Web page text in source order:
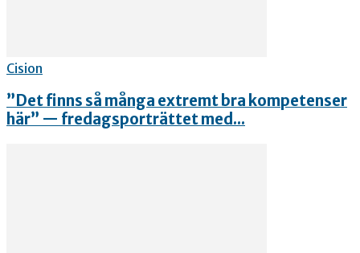
Cision
”Det finns så många extremt bra kompetenser
här” — fredagsporträttet med...